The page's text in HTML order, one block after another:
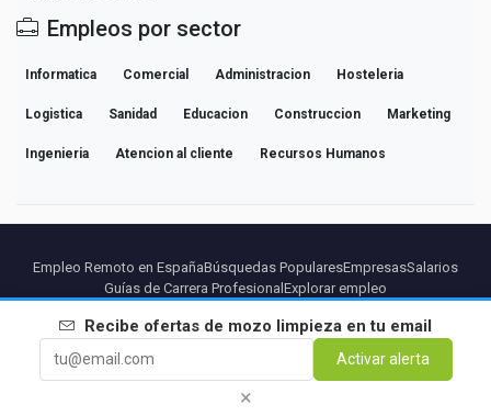
Empleos por sector
Informatica Comercial Administracion Hosteleria
Logistica Sanidad Educacion Construccion Marketing
Ingenieria Atencion al cliente Recursos Humanos
Recibe ofertas de mozo limpieza en tu email
Activar alerta
×
Empleo Remoto en EspañaBúsquedas PopularesEmpresasSalarios
Guías de Carrera Profesional Explorar empleo
PartnersAviso legalPrivacidadTerminosCondiciones Premium
Cancelar Premium
Contacto
© 2026 BEBEE PLATFORM SL - ID ESB84471838